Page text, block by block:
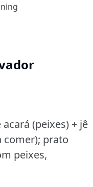
(peixes) + jê
comer); prato
peixes,